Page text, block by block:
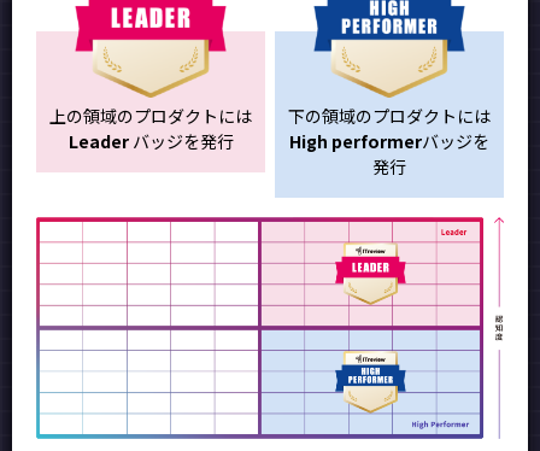
上の領域のプロダクトには
Leaderバッジを発行
下の領域のプロダクトには
High performerバッジを
発行